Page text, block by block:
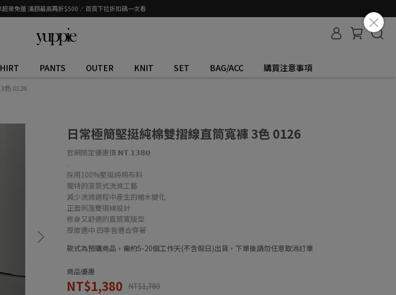
商免運 滿額最高再折$500 .ᐟ 首頁下拉折扣碼一次看
PANTS OUTER KNIT SET BAG/ACC 購買注意事項
色 0126
日常極簡堅挺純棉雙摺線直筒寬褲 3色 0126
官網限定優惠價 𝗡𝗧.𝟭𝟯𝟴𝟬
.
採用100%堅挺純棉布料
獨特的滾筒式洗滌工藝
減少洗滌過程中產生的縮水變化
正面俐落雙摺線設計
修身又舒適的直筒寬版型
厚度適中 四季皆適合穿著
款式為預購商品，需約5-20個工作天(不含假日)出貨，下單後請勿任意取消訂單
商品優惠
NT$1,380 NT$1,780